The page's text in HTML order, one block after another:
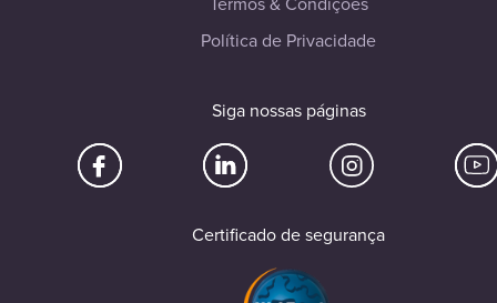
Política de Privacidade
Siga nossas páginas
Certificado de segurança